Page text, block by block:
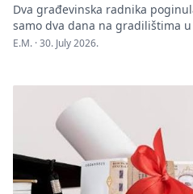
Dva građevinska radnika
samo dva dana na gradilištima
mjeseca kasnije javnosti nisu
Mahmutović Dok Tužilaštvo
istrage, odgovornost […]
E.M. ·30. July 2026.